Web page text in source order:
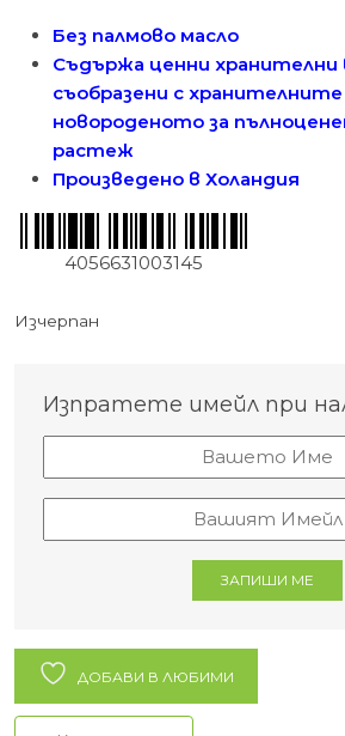
Без палмово масло
Съдържа ценни
съобразени с
новороденото за
растеж
Произведено в Холандия
4056631003145
Изчерпан
Изпратете имейл при
ЗАПИШИ МЕ
ДОБАВИ В ЛЮБИМИ